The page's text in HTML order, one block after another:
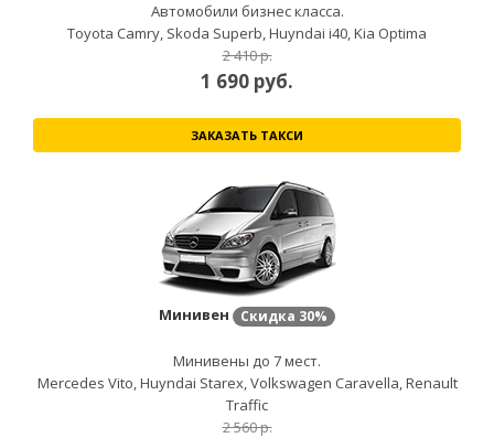
Автомобили бизнес класса.
Toyota Camry, Skoda Superb, Huyndai i40, Kia Optima
2 410 р.
1 690 руб.
ЗАКАЗАТЬ ТАКСИ
Минивен Скидка 30%
Минивены до 7 мест.
Mercedes Vito, Huyndai Starex, Volkswagen Caravella, Renault
Traffic
2 560 р.